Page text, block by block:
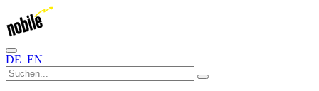
DE EN